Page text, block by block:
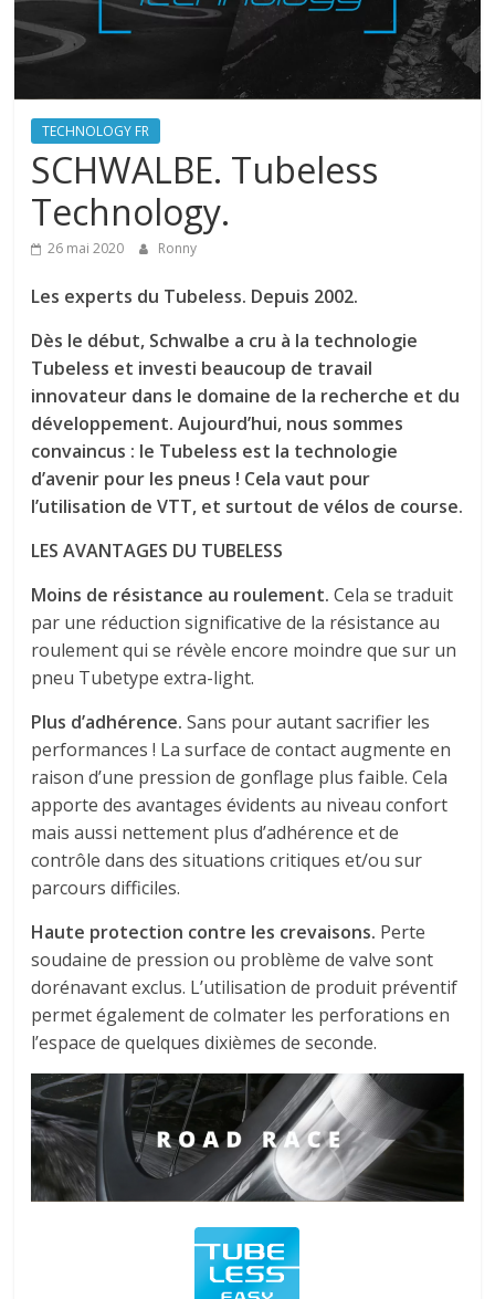
TECHNOLOGY FR
SCHWALBE. Tubeless
Technology.
26 mai 2020 Ronny
Les experts du Tubeless. Depuis 2002.
Dès le début, Schwalbe a cru à la technologie
Tubeless et investi beaucoup de travail
innovateur dans le domaine de la recherche et du
développement. Aujourd’hui, nous sommes
convaincus : le Tubeless est la technologie
d’avenir pour les pneus ! Cela vaut pour
l’utilisation de VTT, et surtout de vélos de course.
LES AVANTAGES DU TUBELESS
Moins de résistance au roulement.Cela se traduit
par une réduction significative de la résistance au
roulement qui se révèle encore moindre que sur un
pneu Tubetype extra-light.
Plus d’adhérence. Sans pour autant sacrifier les
performances ! La surface de contact augmente en
raison d’une pression de gonflage plus faible. Cela
apporte des avantages évidents au niveau confort
mais aussi nettement plus d’adhérence et de
contrôle dans des situations critiques et/ou sur
parcours difficiles.
Haute protection contre les crevaisons. Perte
soudaine de pression ou problème de valve sont
dorénavant exclus. L’utilisation de produit préventif
permet également de colmater les perforations en
l’espace de quelques dixièmes de seconde.